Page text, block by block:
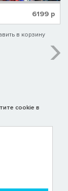
6199 р
в корзину
cookie в